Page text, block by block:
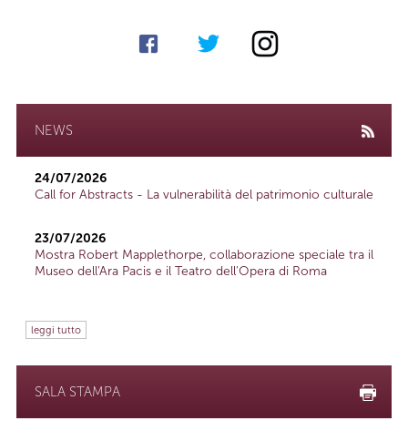
NEWS
24/07/2026
Call for Abstracts - La vulnerabilità del patrimonio culturale
23/07/2026
Mostra Robert Mapplethorpe, collaborazione speciale tra il
Museo dell'Ara Pacis e il Teatro dell'Opera di Roma
leggi tutto
SALA STAMPA